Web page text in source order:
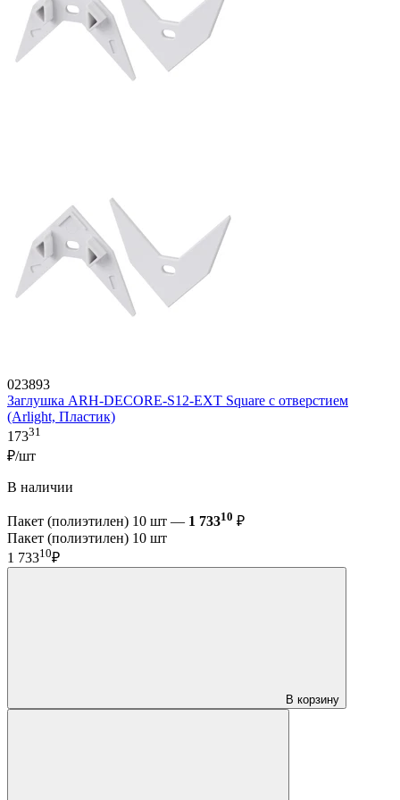
023893
Заглушка ARH-DECORE-S12-EXT Square с отверстием
(Arlight, Пластик)
17331
₽/шт
В наличии
Пакет (полиэтилен) 10 шт — 1 73310 ₽
Пакет (полиэтилен) 10 шт
1 73310₽
В корзину